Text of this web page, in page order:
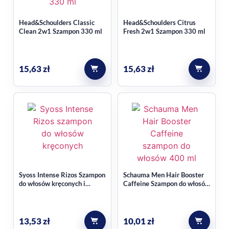
Najczęstsze pytania
przeznaczony tylko do włosów
suchych?
Nie, produkt jest przeznaczony do codziennej pielęgnacji
włosów każdego rodzaju, ale szczególnie dobrze odpowiada
potrzebom włosów suchych, zniszczonych, łamliwych i
matowych.
Czy nadaje się do włosów po
zabiegach chemicznych?
Tak, w kontekście opisu produktu wskazano go również dla
włosów zniszczonych po zabiegach chemicznych, które
Head&Schoulders Classic
Clean 2w1 Szampon 330 ml
15,63zł
Head&Schoulders Citrus
Fresh 2w1 Szampon 330 ml
15,63zł
Syoss Intense Rizos Szampon
do włosów kręconych i
13,53zł
Schauma Men Hair Booster
Caffeine Szampon do włosów
10,01zł